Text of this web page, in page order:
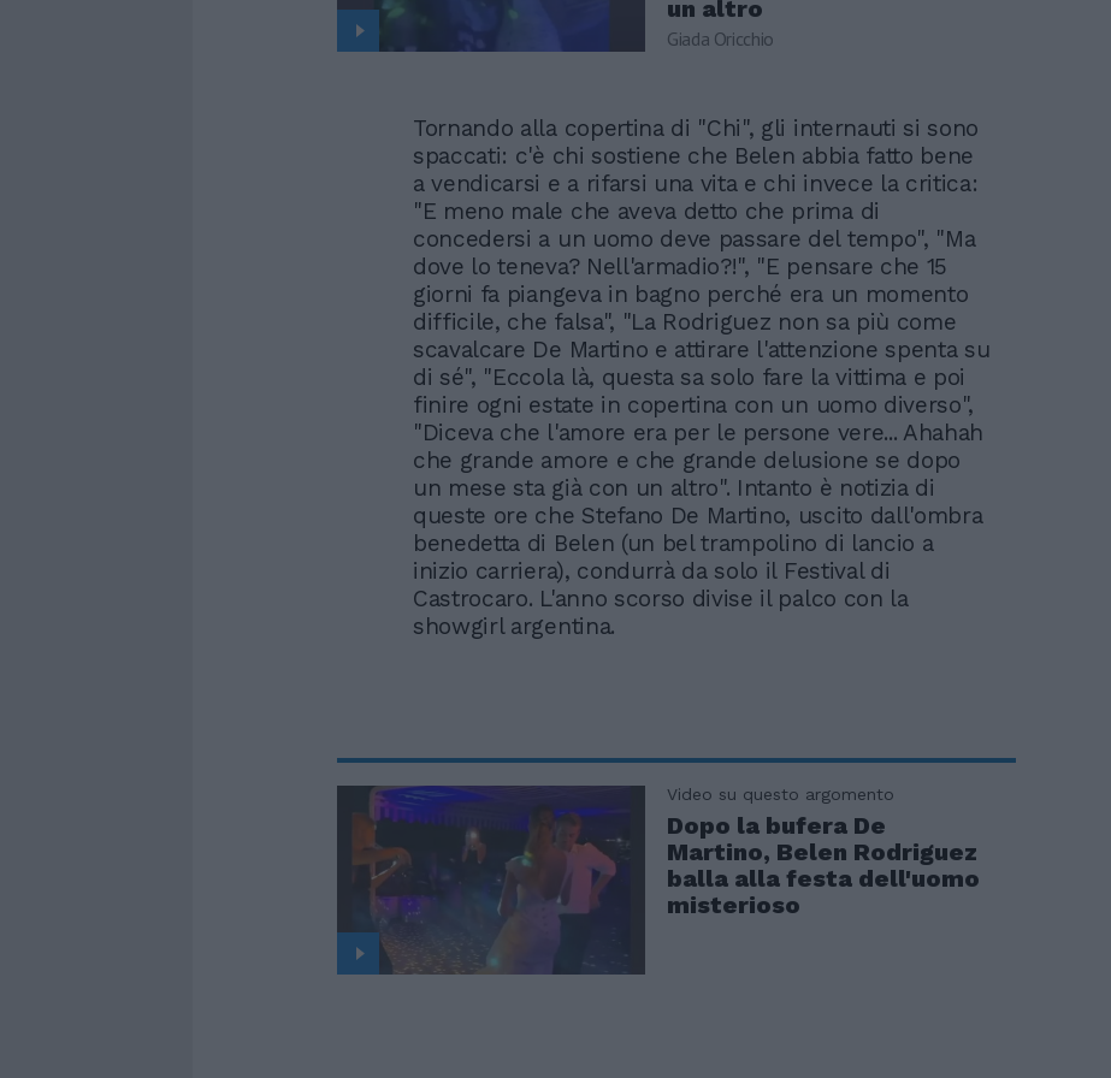
un altro
Giada Oricchio
Tornando alla copertina di "Chi", gli internauti si sono
spaccati: c'è chi sostiene che Belen abbia fatto bene
a vendicarsi e a rifarsi una vita e chi invece la critica:
"E meno male che aveva detto che prima di
concedersi a un uomo deve passare del tempo", "Ma
dove lo teneva? Nell'armadio?!", "E pensare che 15
giorni fa piangeva in bagno perché era un momento
difficile, che falsa", "La Rodriguez non sa più come
scavalcare De Martino e attirare l'attenzione spenta su
di sé", "Eccola là, questa sa solo fare la vittima e poi
finire ogni estate in copertina con un uomo diverso",
"Diceva che l'amore era per le persone vere... Ahahah
che grande amore e che grande delusione se dopo
un mese sta già con un altro". Intanto è notizia di
queste ore che Stefano De Martino, uscito dall'ombra
benedetta di Belen (un bel trampolino di lancio a
inizio carriera), condurrà da solo il Festival di
Castrocaro. L'anno scorso divise il palco con la
showgirl argentina.
Video su questo argomento
Dopo la bufera De
Martino, Belen Rodriguez
balla alla festa dell'uomo
misterioso